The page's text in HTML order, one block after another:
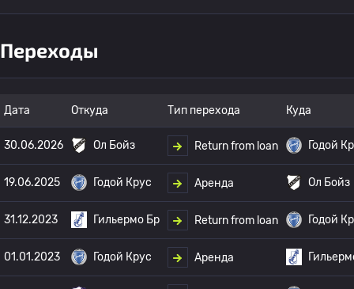
Переходы
Дата Откуда Тип перехода Куда
30.06.2026 Ол Бойз Return from loan Годой
19.06.2025 Годой Крус Аренда Ол Бойз
31.12.2023 Гильермо Бр Return from loan Годой
01.01.2023 Годой Крус Аренда